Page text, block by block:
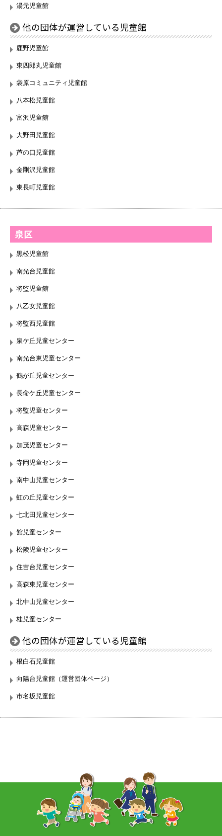
湯元児童館
他の団体が運営している児童館
鹿野児童館
東四郎丸児童館
袋原コミュニティ児童館
八本松児童館
富沢児童館
大野田児童館
芦の口児童館
金剛沢児童館
東長町児童館
泉区
黒松児童館
南光台児童館
将監児童館
八乙女児童館
将監西児童館
泉ケ丘児童センター
南光台東児童センター
鶴が丘児童センター
長命ケ丘児童センター
将監児童センター
高森児童センター
加茂児童センター
寺岡児童センター
南中山児童センター
虹の丘児童センター
七北田児童センター
館児童センター
松陵児童センター
住吉台児童センター
高森東児童センター
北中山児童センター
桂児童センター
他の団体が運営している児童館
根白石児童館
向陽台児童館（運営団体ページ）
市名坂児童館